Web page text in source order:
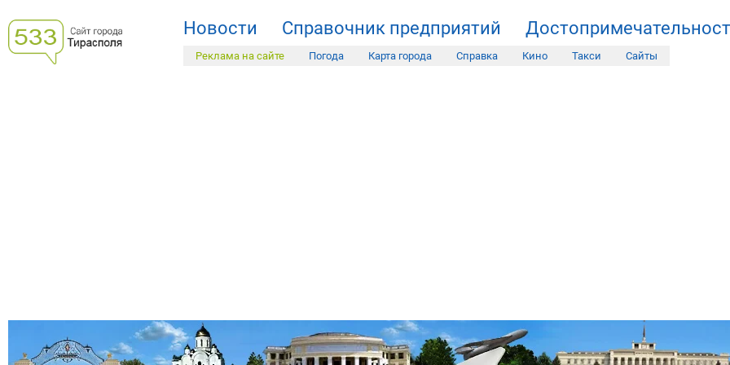
Новости Справочник предприятий
Реклама на сайте Погода Карта города Справка Кино Такси Сайты